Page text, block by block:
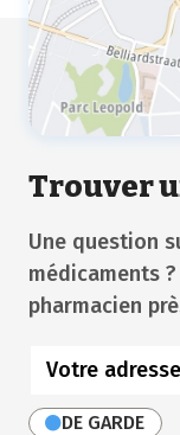
Trouver
Une question
médicaments
pharmacien
DE GARDE